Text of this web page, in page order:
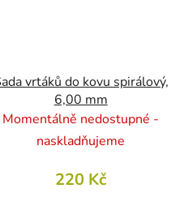
vrtáků do kovu spirálový,
6,00 mm
Momentálně nedostupné -
naskladňujeme
220 Kč